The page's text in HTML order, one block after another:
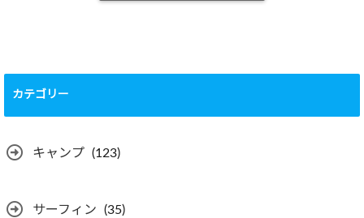
カテゴリー
キャンプ (123)
サーフィン (35)